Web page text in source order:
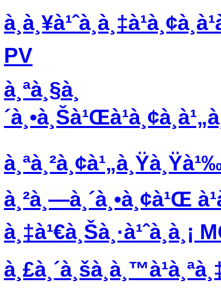
PV
à¸ªà¸§à¸
à¸²à¸—à¸´à¸•à¸¢à¹Œ
à¸‡à¹€à¸Šà¸·à¹ˆà¸­à¸¡